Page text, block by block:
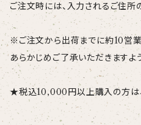
ご注文時には、入力されるご住所
※ご注文から出荷までに約10営業
あらかじめご了承いただきますよ
★税込10,000円以上購入の方は